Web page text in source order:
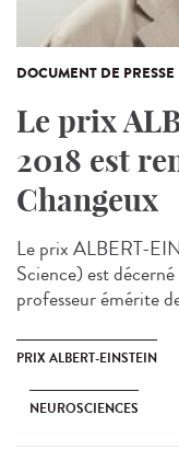
DOCUMENT DE PRESSE
Le prix
2018 est
Changeux
Le prix ALBERT-
Science) est
professeur émérite
PRIX ALBERT-EINSTEIN
NEUROSCIENCES